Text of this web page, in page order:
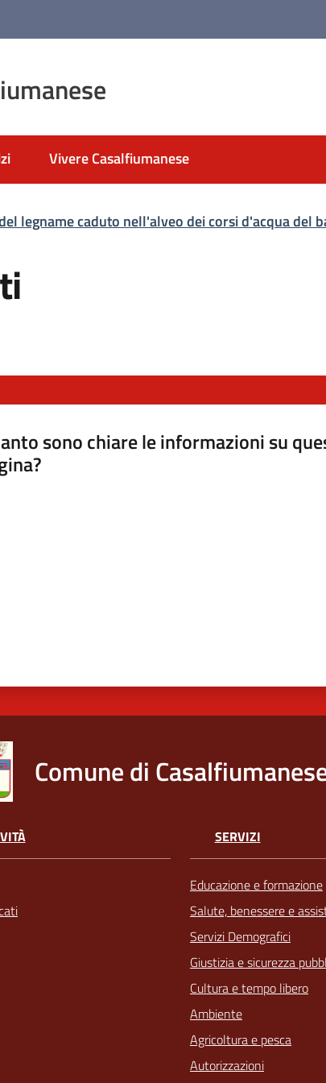
Vivere Casalfiumanese
legname caduto nell'alveo dei corsi d'acqua del
sono chiare le informazioni su
Comune di
SERVIZI
Educazione e formazione
Salute, benessere e
Servizi Demografici
Giustizia e sicurezza
Cultura e tempo libero
Ambiente
Agricoltura e pesca
Autorizzazioni